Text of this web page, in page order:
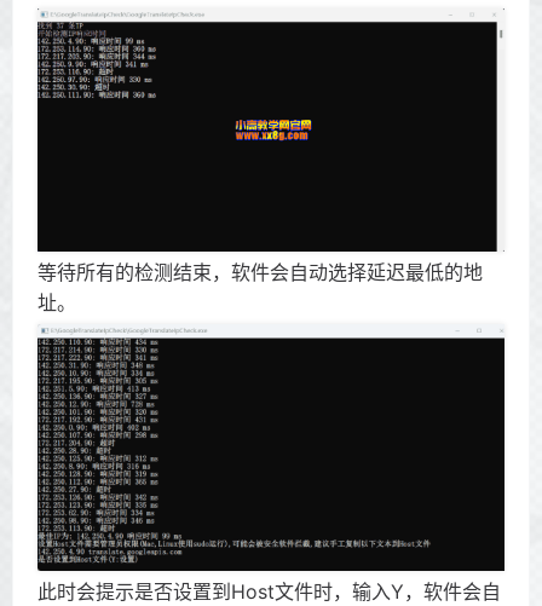
等待所有的检测结束，软件会自动选择延迟最低的地
址。
此时会提示是否设置到Host文件时，输入Y，软件会自